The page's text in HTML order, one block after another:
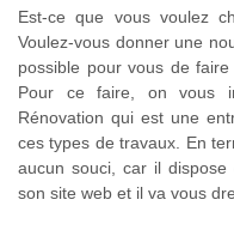
Est-ce que vous voulez
Voulez-vous donner une
possible pour vous de
Pour ce faire, on vous
Rénovation qui est une
ces types de travaux. En
aucun souci, car il
son site web et il va vous